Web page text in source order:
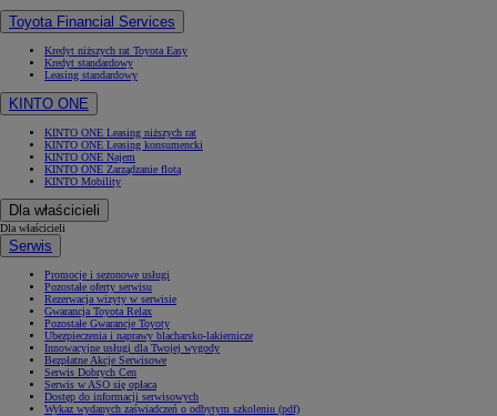
Toyota Financial Services
Kredyt niższych rat Toyota Easy
Kredyt standardowy
Leasing standardowy
KINTO ONE
KINTO ONE Leasing niższych rat
KINTO ONE Leasing konsumencki
KINTO ONE Najem
KINTO ONE Zarządzanie flotą
KINTO Mobility
Dla właścicieli
Dla właścicieli
Serwis
Promocje i sezonowe usługi
Pozostałe oferty serwisu
Rezerwacja wizyty w serwisie
Gwarancja Toyota Relax
Pozostałe Gwarancje Toyoty
Ubezpieczenia i naprawy blacharsko-lakiernicze
Innowacyjne usługi dla Twojej wygody
Bezpłatne Akcje Serwisowe
Serwis Dobrych Cen
Serwis w ASO się opłaca
Dostęp do informacji serwisowych
Wykaz wydanych zaświadczeń o odbytym szkoleniu (pdf)